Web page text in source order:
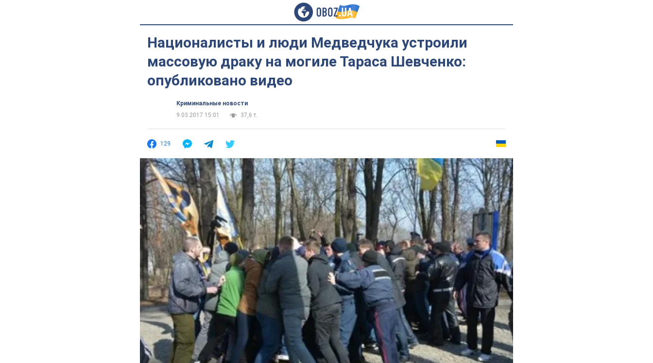
Националисты и люди Медведчука устроили
массовую драку на могиле Тараса Шевченко:
опубликовано видео
Криминальные новости
9.03.2017 15:01
37,6 т.
129